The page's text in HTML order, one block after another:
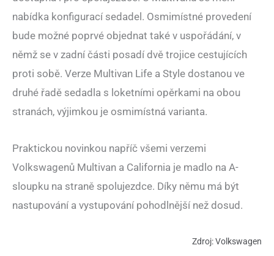
nabídka konfigurací sedadel. Osmimístné provedení
bude možné poprvé objednat také v uspořádání, v
němž se v zadní části posadí dvě trojice cestujících
proti sobě. Verze Multivan Life a Style dostanou ve
druhé řadě sedadla s loketními opěrkami na obou
stranách, výjimkou je osmimístná varianta.
Praktickou novinkou napříč všemi verzemi
Volkswagenů Multivan a California je madlo na A-
sloupku na straně spolujezdce. Díky němu má být
nastupování a vystupování pohodlnější než dosud.
Zdroj: Volkswagen